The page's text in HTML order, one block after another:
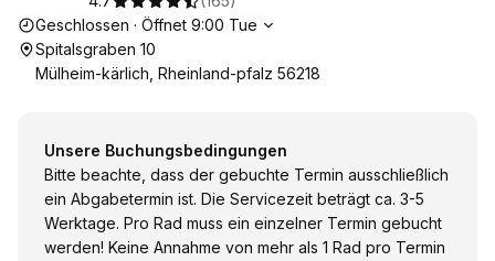
Die Öffnungszeiten
Geschlossen · Öffnet 9:00 Tue
Spitalsgraben 10
Mülheim-kärlich, Rheinland-pfalz 56218
Unsere Buchungsbedingungen
Bitte beachte, dass der gebuchte Termin ausschließlich
ein Abgabetermin ist. Die Servicezeit beträgt ca. 3-5
Werktage. Pro Rad muss ein einzelner Termin gebucht
werden! Keine Annahme von mehr als 1 Rad pro Termin